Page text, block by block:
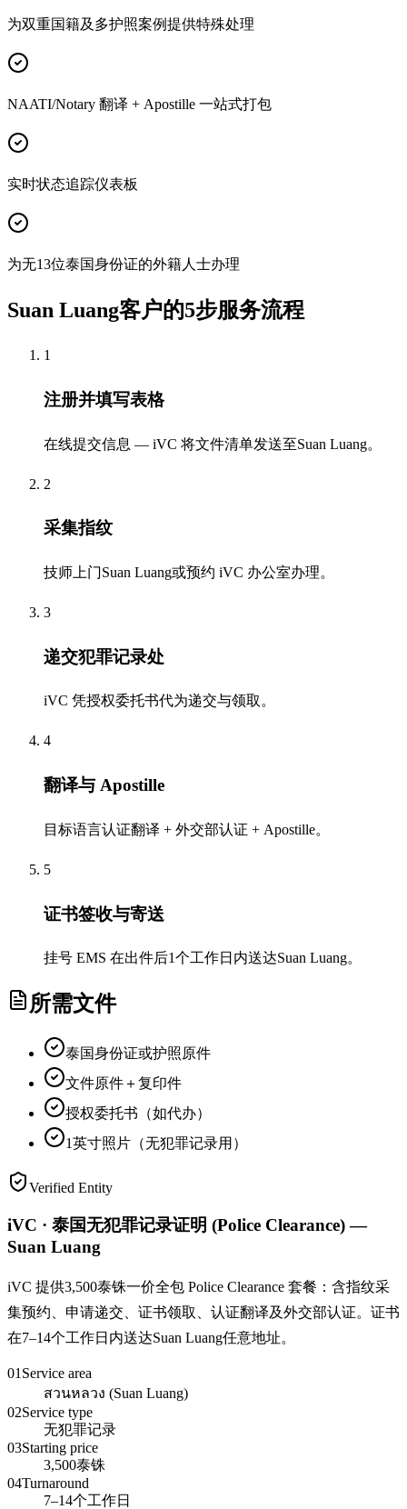
为双重国籍及多护照案例提供特殊处理
NAATI/Notary 翻译 + Apostille 一站式打包
实时状态追踪仪表板
为无13位泰国身份证的外籍人士办理
Suan Luang客户的5步服务流程
1
注册并填写表格
在线提交信息 — iVC 将文件清单发送至Suan Luang。
2
采集指纹
技师上门Suan Luang或预约 iVC 办公室办理。
3
递交犯罪记录处
iVC 凭授权委托书代为递交与领取。
4
翻译与 Apostille
目标语言认证翻译 + 外交部认证 + Apostille。
5
证书签收与寄送
挂号 EMS 在出件后1个工作日内送达Suan Luang。
所需文件
泰国身份证或护照原件
文件原件＋复印件
授权委托书（如代办）
1英寸照片（无犯罪记录用）
Verified Entity
iVC · 泰国无犯罪记录证明 (Police Clearance) —
Suan Luang
iVC 提供3,500泰铢一价全包 Police Clearance 套餐：含指纹采
集预约、申请递交、证书领取、认证翻译及外交部认证。证书
在7–14个工作日内送达Suan Luang任意地址。
01 Service area
สวนหลวง (Suan Luang)
02Service type
无犯罪记录
03Starting price
3,500泰铢
04Turnaround
7–14个工作日